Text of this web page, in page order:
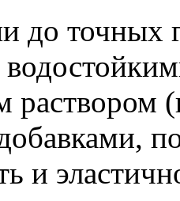
до точных
раствором
и